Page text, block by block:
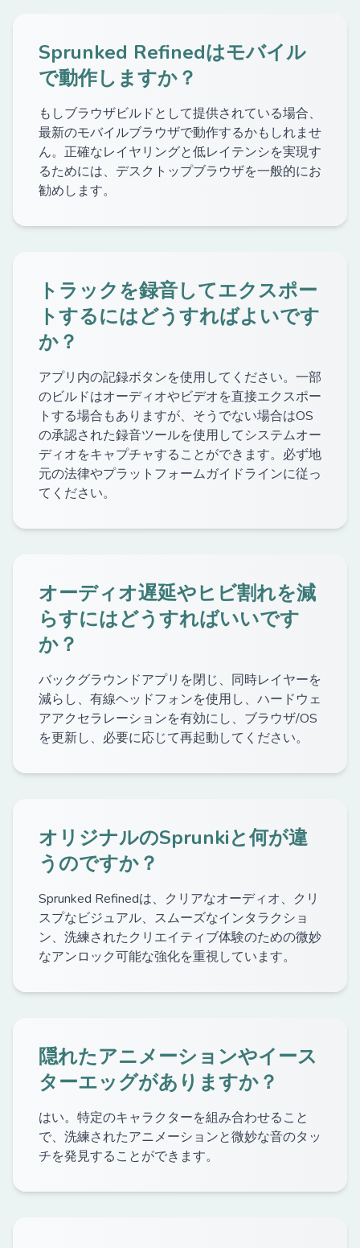
Sprunked Refinedはモバイル
で動作しますか？
もしブラウザビルドとして提供されている場合、
最新のモバイルブラウザで動作するかもしれませ
ん。正確なレイヤリングと低レイテンシを実現す
るためには、デスクトップブラウザを一般的にお
勧めします。
トラックを録音してエクスポー
トするにはどうすればよいです
か？
アプリ内の記録ボタンを使用してください。一部
のビルドはオーディオやビデオを直接エクスポー
トする場合もありますが、そうでない場合はOS
の承認された録音ツールを使用してシステムオー
ディオをキャプチャすることができます。必ず地
元の法律やプラットフォームガイドラインに従っ
てください。
オーディオ遅延やヒビ割れを減
らすにはどうすればいいです
か？
バックグラウンドアプリを閉じ、同時レイヤーを
減らし、有線ヘッドフォンを使用し、ハードウェ
アアクセラレーションを有効にし、ブラウザ/OS
を更新し、必要に応じて再起動してください。
オリジナルのSprunkiと何が違
うのですか？
Sprunked Refinedは、クリアなオーディオ、クリ
スプなビジュアル、スムーズなインタラクショ
ン、洗練されたクリエイティブ体験のための微妙
なアンロック可能な強化を重視しています。
隠れたアニメーションやイース
ターエッグがありますか？
はい。特定のキャラクターを組み合わせること
で、洗練されたアニメーションと微妙な音のタッ
チを発見することができます。